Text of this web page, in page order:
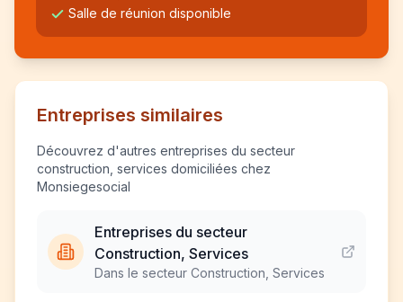
Salle de réunion disponible
Entreprises similaires
Découvrez d'autres entreprises du secteur
construction, services domiciliées chez
Monsiegesocial
Entreprises du secteur
Construction, Services
Dans le secteur Construction, Services